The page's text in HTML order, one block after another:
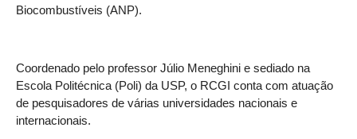
Biocombustíveis (ANP).
Coordenado pelo professor Júlio Meneghini e sediado na
Escola Politécnica (Poli) da USP, o RCGI conta com atuação
de pesquisadores de várias universidades nacionais e
internacionais.